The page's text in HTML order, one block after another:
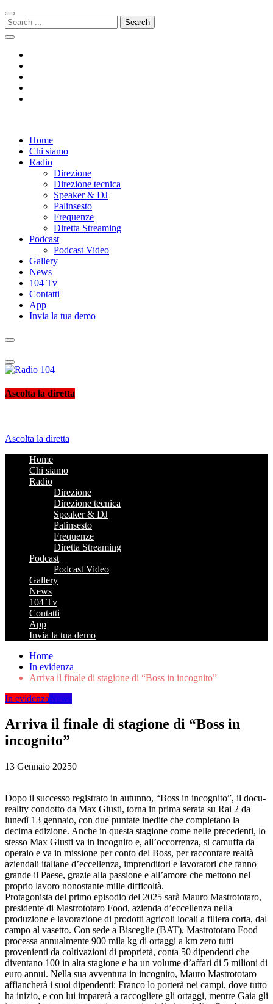
Skip
to
navigation
Skip
to
content
Search
for:
Radio 104
Like It !Home
Chi siamo
Radio
Direzione
Direzione tecnica
Speaker & DJ
Palinsesto
Frequenze
Diretta Streaming
Podcast
Podcast Video
Gallery
News
104 Tv
Contatti
App
Invia la tua demo
Radio 104
Like It !
Ascolta la diretta
Ascolta la diretta
Home
Chi siamo
Radio
Direzione
Direzione tecnica
Speaker & DJ
Palinsesto
Frequenze
Diretta Streaming
Podcast
Podcast Video
Gallery
News
104 Tv
Contatti
App
Invia la tua demo
Home
In evidenza
Arriva il finale di stagione di “Boss in incognito”
In evidenzaNews
Arriva il finale di stagione di “Boss in
incognito”
13 Gennaio 20250
Dopo il successo registrato in autunno, “Boss in incognito”, il docu-
reality condotto da Max Giusti, torna in prima serata su Rai 2 da
lunedì 13 gennaio, con due puntate inedite che completano la
decima edizione. Anche in questa stagione come nelle precedenti, lo
stesso Max Giusti va in incognito e, all’occorrenza, si camuffa da
operaio e va in missione per conto del Boss, per raccontare realtà
aziendali italiane d’eccellenza, imprenditori e lavoratori che fanno
grande il Paese, grazie alla passione e all’amore che mettono nel
proprio lavoro nonostante mille difficoltà.
Protagonista del primo episodio del 2025 sarà Mauro Mastrototaro,
presidente di Mastrototaro Food, azienda d’eccellenza nella
produzione e lavorazione di prodotti agricoli locali a filiera corta, dal
campo al vasetto. Con sede a Bisceglie (BAT), Mastrototaro Food
processa annualmente 900 mila kg di ortaggi a km zero tutti
provenienti da coltivazioni di proprietà, conta 50 dipendenti che
diventano 100 in alta stagione e ha un volume d’affari di 5 milioni di
euro annui. Nella sua avventura in incognito, Mauro Mastrototaro
affiancherà i suoi dipendenti: Franco lo porterà nei campi, dove tutto
ha inizio, e con lui imparerà a raccogliere gli ortaggi, mentre Gaia gli